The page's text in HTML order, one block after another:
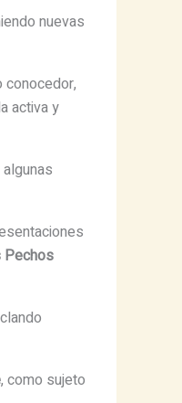
nuevas
conocedor,
activa y
Pechos
, como sujeto